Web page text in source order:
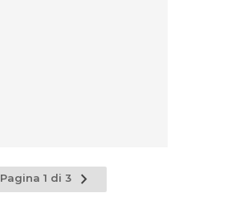
Pagina 1 di 3
Pagina
successiva